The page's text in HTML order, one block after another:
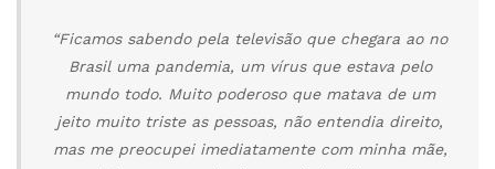
“Ficamos sabendo pela televisão que chegara ao no
Brasil uma pandemia, um vírus que estava pelo
mundo todo. Muito poderoso que matava de um
jeito muito triste as pessoas, não entendia direito,
mas me preocupei imediatamente com minha mãe,